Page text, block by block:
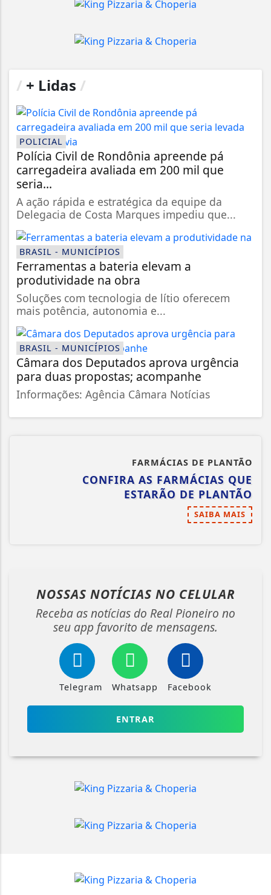
/ + Lidas /
POLICIAL
Polícia Civil de Rondônia apreende pá
carregadeira avaliada em 200 mil que
seria...
A ação rápida e estratégica da equipe da
Delegacia de Costa Marques impediu que...
BRASIL - MUNICÍPIOS
Ferramentas a bateria elevam a
produtividade na obra
Soluções com tecnologia de lítio oferecem
mais potência, autonomia e...
BRASIL - MUNICÍPIOS
Câmara dos Deputados aprova urgência
para duas propostas; acompanhe
Informações: Agência Câmara Notícias
FARMÁCIAS DE PLANTÃO
CONFIRA AS FARMÁCIAS QUE
ESTARÃO DE PLANTÃO
SAIBA MAIS
NOSSAS NOTÍCIAS NO CELULAR
Receba as notícias do Real Pioneiro no
seu app favorito de mensagens.
Telegram Whatsapp Facebook
ENTRAR